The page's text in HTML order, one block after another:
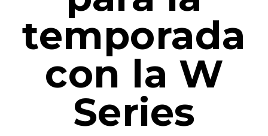
temporada
con la W
Series